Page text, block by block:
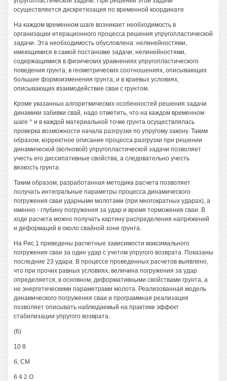
осуществляется дискретизация по временной координате
На каждом временном шаге возникает необходимость в
организации итерационного процесса решения упругопластической
задачи. Эта необходимость обусловлена: нелинейностями,
имеющимися в самой постановке задачи; нелинейностями,
содержащимися в физических уравнениях упругопластического
поведения грунта; в геометрических соотношениях, описывающих
большие формоизменения грунта; и в краевых условиях,
описывающих взаимодействие сваи с грунтом.
Кроме указанных алгоритмических особенностей решения задачи
динамики забивки свай, надо отметить, что на каждом временном
шаге ^ и в каждой материальной точке грунта осуществлялась
проверка возможности начала разгрузки по упругому закону. Таким
образом, корректное описание процесса разгрузки при решении
динамической (волновой) упругопластической задачи позволяет
учесть его диссипативные свойства, а следовательно учесть
вязкость грунта.
Таким образом, разработанная методика расчета позволяет
получать интегральные параметры процесса динамического
погружения сваи ударными молотами (при многократных ударах), а
именно - глубину погружения за удар и время торможения сваи. В
ходе расчета можно получать картину распределения напряжений
и деформаций в около свайной зоне грунта.
На Рис.1 приведены расчетные зависимости максимального
погружения сваи за один удар с учетом упругого возврата. Показаны
последние 23 удара. В процессе проведенных расчетов выявлено,
что при прочих равных условиях, величина погружения за удар
определяется, в основном, деформативными свойствами грунта, а
не энергетическими параметрами молота. Реализованная модель
динамического погружения сваи и программная реализация
позволяет описывать наблюдаемый на практике эффект
стабилизации упругого возврата.
(6)
10 8
б, СМ
6 4 2 О